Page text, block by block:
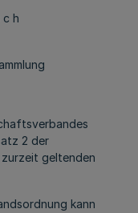
c h
2 der
geltenden
kann